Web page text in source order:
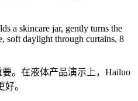
a skincare jar, gently turns the
soft daylight through curtains, 8
。在液体产品演示上，Hailuo
。